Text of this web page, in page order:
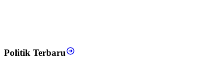
Politik Terbaru